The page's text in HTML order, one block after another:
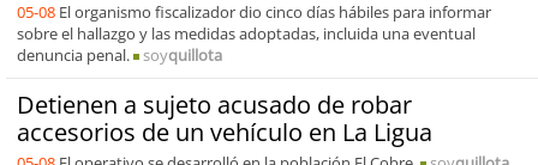
05-08 El organismo fiscalizador dio cinco días hábiles para informar
sobre el hallazgo y las medidas adoptadas, incluida una eventual
denuncia penal.
soyquillota
Detienen a sujeto acusado de robar
accesorios de un vehículo en La Ligua